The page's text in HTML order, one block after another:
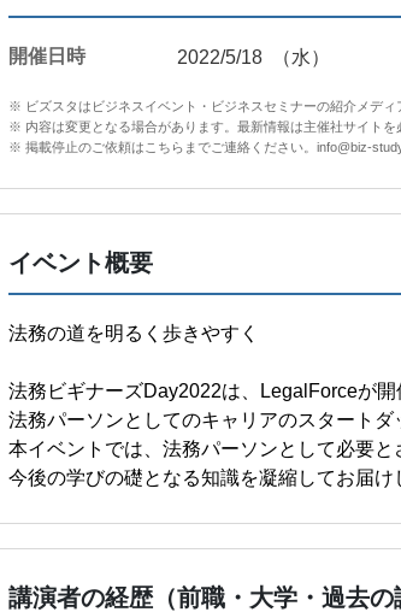
開催日時 2022/5/18 （水）
※ ビズスタはビジネスイベント・ビジネスセミナーの紹介メディ
※ 内容は変更となる場合があります。最新情報は主催社サイトを
※ 掲載停止のご依頼はこちらまでご連絡ください。info@biz-
イベント概要
法務の道を明るく歩きやすく
法務ビギナーズDay2022は、LegalForceが開
法務パーソンとしてのキャリアのスタート
本イベントでは、法務パーソンとして必要
今後の学びの礎となる知識を凝縮してお届け
講演者の経歴（前職・大学・過去の